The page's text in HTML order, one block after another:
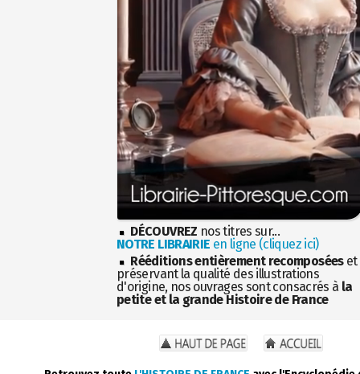
DÉCOUVREZ nos titres sur...
NOTRE LIBRAIRIE en ligne (cliquez ici)
Rééditions entièrement recomposéeset
préservant la qualité des illustrations
d'origine, nos ouvrages sont consacrés à la
petite et la grande Histoire de France